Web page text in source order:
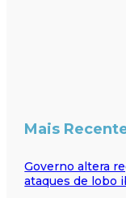
Mais
Governo altera
ataques de lobo